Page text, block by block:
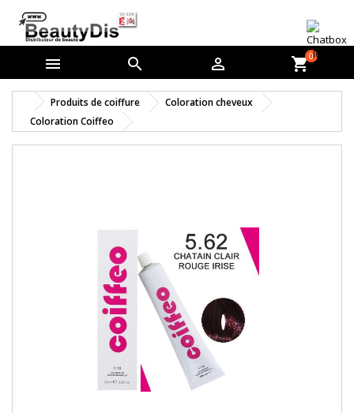
   shopping_cart0
Produits de coiffure
Coloration cheveux
Coloration Coiffeo